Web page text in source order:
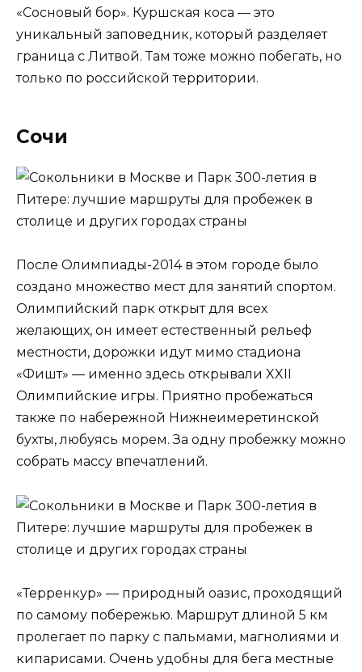
«Сосновый бор». Куршская коса — это
уникальный заповедник, который разделяет
граница с Литвой. Там тоже можно побегать, но
только по российской территории.
Сочи
После Олимпиады-2014 в этом городе было
создано множество мест для занятий спортом.
Олимпийский парк открыт для всех
желающих, он имеет естественный рельеф
местности, дорожки идут мимо стадиона
«Фишт» — именно здесь открывали XXII
Олимпийские игры. Приятно пробежаться
также по набережной Нижнеимеретинской
бухты, любуясь морем. За одну пробежку можно
собрать массу впечатлений.
«Терренкур» — природный оазис, проходящий
по самому побережью. Маршрут длиной 5 км
пролегает по парку с пальмами, магнолиями и
кипарисами. Очень удобны для бега местные